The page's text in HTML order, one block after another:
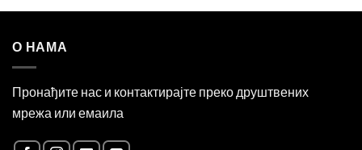
О НАМА
Пронађите нас и контактирајте преко друштвених
мрежа или емаила